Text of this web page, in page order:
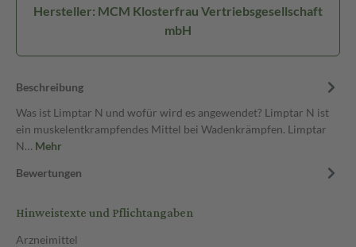
Hersteller: MCM Klosterfrau Vertriebsgesellschaft
mbH
Beschreibung
Was ist Limptar N und wofür wird es angewendet? Limptar N ist
ein muskelentkrampfendes Mittel bei Wadenkrämpfen. Limptar
N… Mehr
Bewertungen
Hinweistexte und Pflichtangaben
Arzneimittel